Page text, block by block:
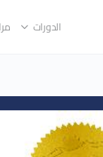
الدورات